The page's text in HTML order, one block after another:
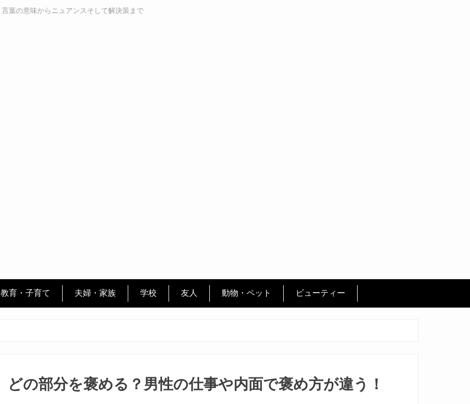
言葉の意味からニュアンスそして解決策まで
教育・子育て 夫婦・家族 学校 友人 動物・ペット ビューティー
どの部分を褒める？男性の仕事や内面で褒め方が違う！